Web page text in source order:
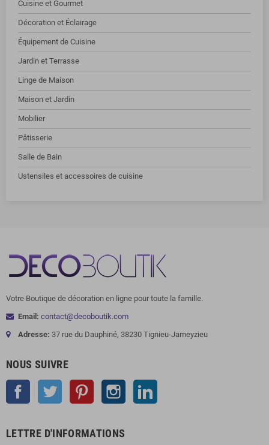
Cuisine et Gourmet
Décoration et Éclairage
Équipement de Cuisine
Jardin et Terrasse
Linge de Maison
Maison et Jardin
Mobilier
Pâtisserie
Salle de Bain
Ustensiles et accessoires de cuisine
Votre Boutique de décoration en ligne pour toute la famille.
Email: contact@decoboutik.com
Adresse: 37 rue du Dauphiné, 38230 Tignieu-Jameyzieu
NOUS SUIVRE
Facebook Twitter Pinterest Instagram
LETTRE D'INFORMATIONS